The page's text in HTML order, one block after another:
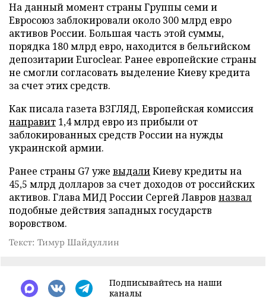
На данный момент страны Группы семи и
Евросоюз заблокировали около 300 млрд евро
активов России. Большая часть этой суммы,
порядка 180 млрд евро, находится в бельгийском
депозитарии Euroclear. Ранее европейские страны
не смогли согласовать выделение Киеву кредита
за счет этих средств.
Как писала газета ВЗГЛЯД, Европейская комиссия
направит 1,4 млрд евро из прибыли от
заблокированных средств России на нужды
украинской армии.
Ранее страны G7 уже выдалиКиеву кредиты на
45,5 млрд долларов за счет доходов от российских
активов. Глава МИД России Сергей Лавров назвал
подобные действия западных государств
воровством.
Текст: Тимур Шайдуллин
Подписывайтесь на наши
каналы